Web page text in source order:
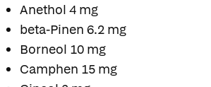
Anethol 4 mg
beta-Pinen 6.2 mg
Borneol 10 mg
Camphen 15 mg